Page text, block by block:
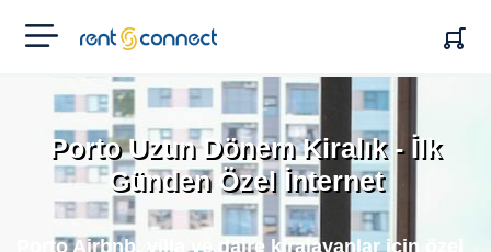
RENT'N
CONNECT
Porto Uzun Dönem Kiralık - İlk
Günden Özel İnternet
Porto Airbnb, villa ve daire kiralayanlar için özel